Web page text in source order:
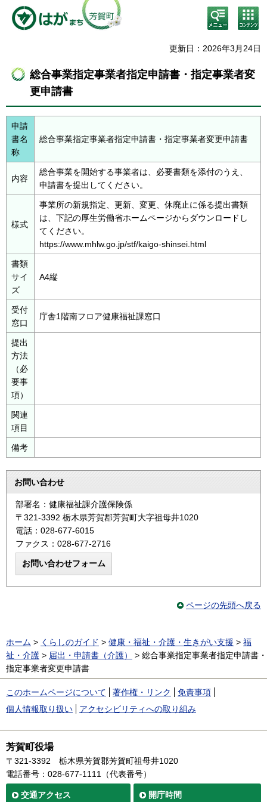
検
索・
メニ
コン
テン
ニュ
更新日：2026年3月24日
総合事業指定事業者指定申請書・指定事業者変
更申請書
申請
書名
称
総合事業指定事業者指定申請書・指定事業者変更申請書
内容
総合事業を開始する事業者は、必要書類を添付のうえ、
申請書を提出してください。
様式
事業所の新規指定、更新、変更、休廃止に係る提出書類
は、下記の厚生労働省ホームページからダウンロードし
てください。
https://www.mhlw.go.jp/stf/kaigo-shinsei.html
書類
サイ
ズ
A4縦
受付
窓口
庁舎1階南フロア健康福祉課窓口
提出
方法
（必
要事
項）
関連
項目
備考
お問い合わせ
部署名：健康福祉課介護保険係
〒321-3392 栃木県芳賀郡芳賀町大字祖母井1020
電話：028-677-6015
ファクス：028-677-2716
ページの先頭へ戻る
ホーム > くらしのガイド > 健康・福祉・介護・生きがい支援 > 福
祉・介護 > 届出・申請書（介護）
> 総合事業指定事業者指定申請書・
指定事業者変更申請書
このホームページについて 著作権・リンク
免責事項
個人情報取り扱い
アクセシビリティへの取り組み
芳賀町役場
〒321-3392
栃木県芳賀郡芳賀町祖母井1020
電話番号：028-677-1111（代表番号）
交通アクセス 開庁時間